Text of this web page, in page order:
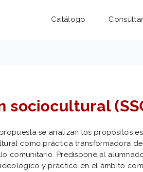
Catálogo
se analizan los propósitos
como práctica transformadora
comunitario. Predispone al
y práctico en el ámbito